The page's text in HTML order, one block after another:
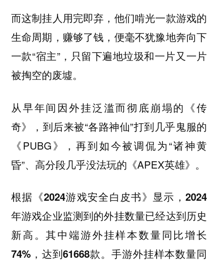
而这制挂人用完即弃，他们啃光一款游戏的
生命周期，赚够了钱，便毫不犹豫地奔向下
一款“宿主”，只留下遍地垃圾和一片又一片
被掏空的废墟。
从早年间因外挂泛滥而彻底崩塌的《传
奇》，到后来被“各路神仙”打到几乎鬼服的
《PUBG》，再到如今被调侃为“诸神黄
昏”、高分段几乎没法玩的《APEX英雄》。
根据《2024游戏安全白皮书》显示，2024
年游戏企业监测到的外挂数量已经达到历史
新高。其中端游外挂样本数量同比增长
74%，达到61668款。手游外挂样本数量同